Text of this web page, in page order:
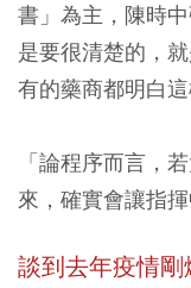
書」 為主，陳時
是要很清楚的，
有的藥商都明白這
「論程序而言，
來，確實會讓指
談到去年疫情